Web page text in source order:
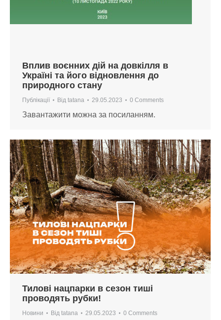
Вплив воєнних дій на довкілля в
Україні та його відновлення до
природного стану
Публікації Від tatana 29.05.2023 0 Comments
Завантажити можна за посиланням.
Тилові нацпарки в сезон тиші
проводять рубки!
Новини Від tatana 29.05.2023 0 Comments